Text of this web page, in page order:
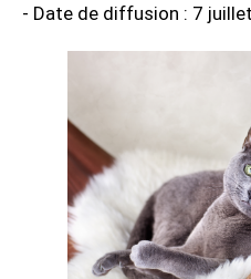
- Date de diffusion : 7